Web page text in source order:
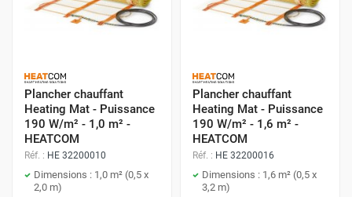
Plancher chauffant
Heating Mat - Puissance
190 W/m² - 1,0 m² -
HEATCOM
Réf. : HE 32200010
Dimensions : 1,0 m² (0,5 x
2,0 m)
Plancher chauffant
Heating Mat - Puissance
190 W/m² - 1,6 m² -
HEATCOM
Réf. : HE 32200016
Dimensions : 1,6 m² (0,5 x
3,2 m)